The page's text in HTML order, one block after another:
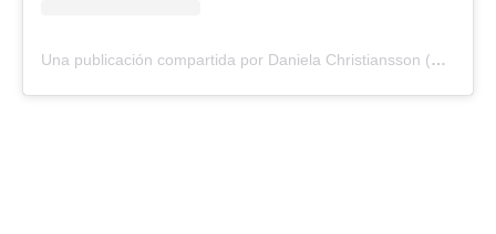
Una publicación compartida por Daniela Christiansson (@danielachristiansson)